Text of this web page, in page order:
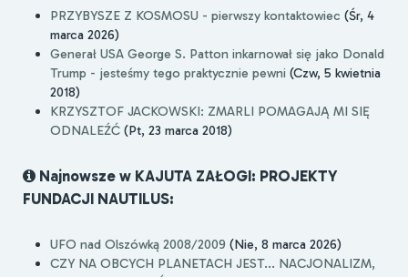
PRZYBYSZE Z KOSMOSU - pierwszy kontaktowiec (Śr, 4
marca 2026)
Generał USA George S. Patton inkarnował się jako Donald
Trump - jesteśmy tego praktycznie pewni (Czw, 5 kwietnia
2018)
KRZYSZTOF JACKOWSKI: ZMARLI POMAGAJĄ MI SIĘ
ODNALEŹĆ (Pt, 23 marca 2018)
Najnowsze w KAJUTA ZAŁOGI: PROJEKTY
FUNDACJI NAUTILUS:
UFO nad Olszówką 2008/2009 (Nie, 8 marca 2026)
CZY NA OBCYCH PLANETACH JEST... NACJONALIZM,